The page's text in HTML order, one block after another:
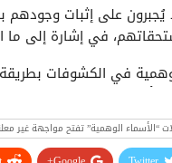
على إثبات
في إشارة إلى ما
في الكشوفات
أخرى داخل المنظومة
هذا الموقف يعكس حساسية
نظام البصمة بكشف
“الأسماء الوهمية” تفتح مواجهة غير